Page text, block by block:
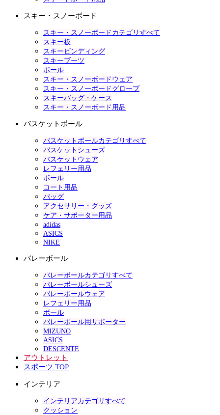
スキー・スノーボード
スキー・スノーボードカテゴリすべて
スキー板
スキービンディング
スキーブーツ
ポール
スキー・スノーボードウェア
スキー・スノーボードグローブ
スキーバッグ・ケース
スキー・スノーボード用品
バスケットボール
バスケットボールカテゴリすべて
バスケットシューズ
バスケットウェア
レフェリー用品
ボール
コート用品
バッグ
アクセサリー・グッズ
ケア・サポーター用品
adidas
ASICS
NIKE
バレーボール
バレーボールカテゴリすべて
バレーボールシューズ
バレーボールウェア
レフェリー用品
ボール
バレーボール用サポーター
MIZUNO
ASICS
DESCENTE
アウトレット
スポーツ TOP
インテリア
インテリアカテゴリすべて
クッション